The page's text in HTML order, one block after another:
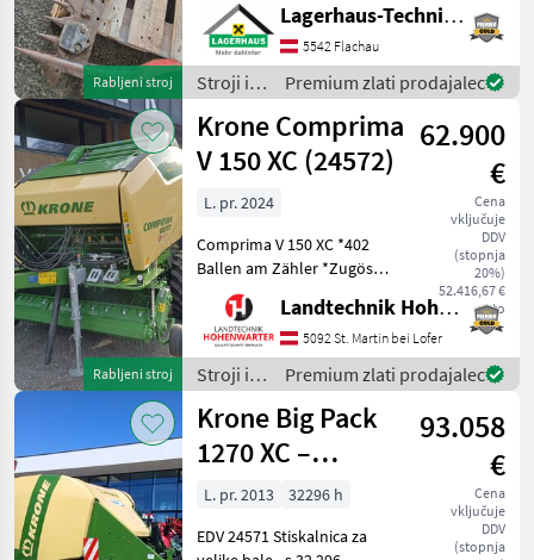
Rabljeni stroj
ausreichend Zeit für die
Beratung und eventuell
einer Probefahrt für Sie zu
re
Lagerhaus-Technik Flachau
5542 Flachau
Stroji in
oprema
za žetev
in
spravilo
Premium zlati prodajalec
Rabljeni stroj
Krone Comprima
V 150 XC (24572)
62.900
€
Cena
vključuje
DDV
(stopnja
20%)
52.416,67 €
neto
L. pr. 2024
Comprima V 150 XC *402
Ballen am Zähler *Zugöse
Obenanhängung
*Schneidwerk mit 17 Messer
*Gelenkwelle *Hydraul.
Bodenabsenkung *E-Achse
mit 2-Leiter Druckl.-Brems
Landtechnik Hohenwarter GmbH
5092 St. Martin bei Lofer
Stroji in
oprema
za žetev
in
spravilo
/ Krone
Premium zlati prodajalec
Krone Big Pack
1270 XC –
visokohitrostni
večbalni balirnik
93.058
€
Cena
vključuje
DDV
(stopnja
L. pr. 2013
32296 h
EDV 24571 Stiskalnica za